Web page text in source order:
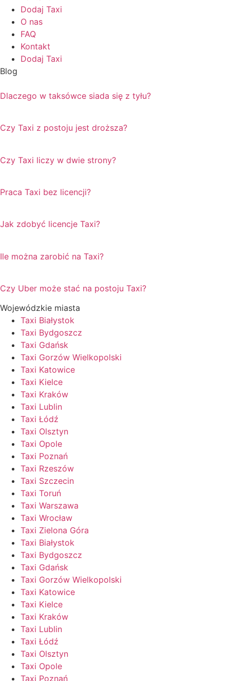
Dodaj Taxi
O nas
FAQ
Kontakt
Dodaj Taxi
Blog
Dlaczego w taksówce siada się z tyłu?
Czy Taxi z postoju jest droższa?
Czy Taxi liczy w dwie strony?
Praca Taxi bez licencji?
Jak zdobyć licencje Taxi?
Ile można zarobić na Taxi?
Czy Uber może stać na postoju Taxi?
Wojewódzkie miasta
Taxi Białystok
Taxi Bydgoszcz
Taxi Gdańsk
Taxi Gorzów Wielkopolski
Taxi Katowice
Taxi Kielce
Taxi Kraków
Taxi Lublin
Taxi Łódź
Taxi Olsztyn
Taxi Opole
Taxi Poznań
Taxi Rzeszów
Taxi Szczecin
Taxi Toruń
Taxi Warszawa
Taxi Wrocław
Taxi Zielona Góra
Taxi Białystok
Taxi Bydgoszcz
Taxi Gdańsk
Taxi Gorzów Wielkopolski
Taxi Katowice
Taxi Kielce
Taxi Kraków
Taxi Lublin
Taxi Łódź
Taxi Olsztyn
Taxi Opole
Taxi Poznań